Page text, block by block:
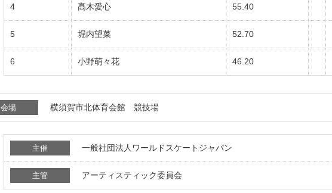
4 髙木愛心 55.40
5 堀内望菜 52.70
6 小野萌々花 46.20
会場 横須賀市北体育会館 競技場
主催 一般社団法人ワールドスケートジャパン
主管 アーティスティック委員会